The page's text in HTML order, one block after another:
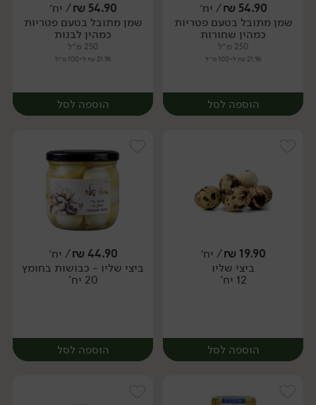
יח׳ יח׳
54.90
₪/ יח׳
שמן מתובל בטעם פטריות
כמהין שחורות
250 מ״ל
21.96 ₪ ל-100 מ״ל
הוספה לסל
יח׳
54.90
₪/ יח׳
שמן מתובל בטעם פטריות
כמהין לבנות
250 מ״ל
21.96 ₪ ל-100 מ״ל
הוספה לסל
יח׳
19.90
₪/ יח׳
ביצי שליו
12 יח'
הוספה לסל
44.90
₪/ יח׳
ביצי שליו - כבושות בחומץ
20 יח'
הוספה לסל